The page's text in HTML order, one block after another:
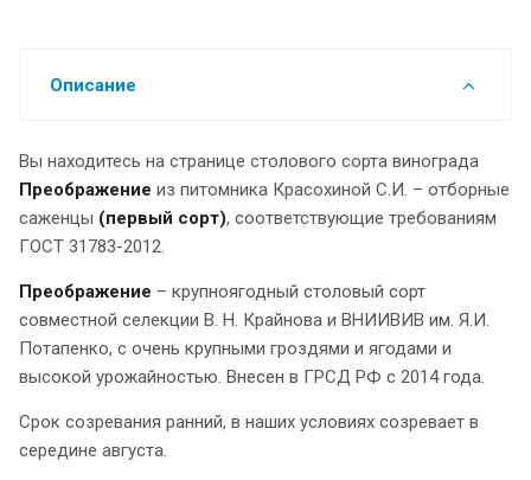
Описание
Вы находитесь на странице столового сорта винограда
Преображение из питомника Красохиной С.И. – отборные
саженцы (первый сорт), соответствующие требованиям
ГОСТ 31783-2012.
Преображение – крупноягодный столовый сорт
совместной селекции В. Н. Крайнова и ВНИИВИВ им. Я.И.
Потапенко, с очень крупными гроздями и ягодами и
высокой урожайностью. Внесен в ГРСД РФ с 2014 года.
Срок созревания ранний, в наших условиях созревает в
середине августа.